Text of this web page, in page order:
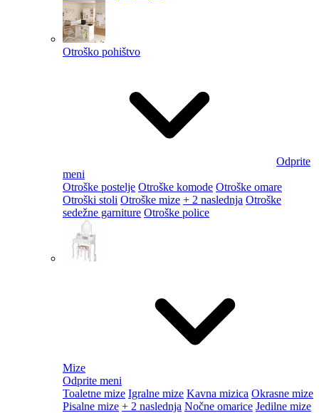
Otroško pohištvo
Odprite
meni
Otroške postelje Otroške komode Otroške omare
Otroški stoli Otroške mize + 2 naslednja Otroške
sedežne garniture Otroške police
Mize
Odprite meni
Toaletne mize Igralne mize Kavna mizica Okrasne mize
Pisalne mize + 2 naslednja Nočne omarice Jedilne mize